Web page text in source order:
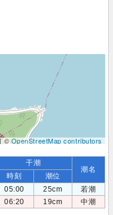
©OpenStreetMap contributors
干潮
潮名
時刻
潮位
05:00 25cm
若潮
06:20 19cm 中潮